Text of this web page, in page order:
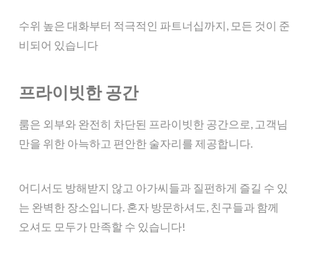
수위 높은 대화부터 적극적인 파트너십까지, 모든 것이 준
비되어 있습니다
프라이빗한 공간
룸은 외부와 완전히 차단된 프라이빗한 공간으로, 고객님
만을 위한 아늑하고 편안한 술자리를 제공합니다.
어디서도 방해받지 않고 아가씨들과 질펀하게 즐길 수 있
는 완벽한 장소입니다. 혼자 방문하셔도, 친구들과 함께
오셔도 모두가 만족할 수 있습니다!